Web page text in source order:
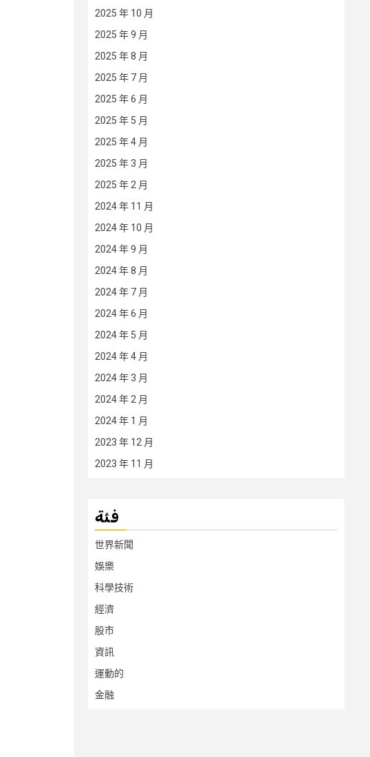
2025 年 10 月
2025 年 9 月
2025 年 8 月
2025 年 7 月
2025 年 6 月
2025 年 5 月
2025 年 4 月
2025 年 3 月
2025 年 2 月
2024 年 11 月
2024 年 10 月
2024 年 9 月
2024 年 8 月
2024 年 7 月
2024 年 6 月
2024 年 5 月
2024 年 4 月
2024 年 3 月
2024 年 2 月
2024 年 1 月
2023 年 12 月
2023 年 11 月
فئة
世界新聞
娛樂
科學技術
經濟
股市
資訊
運動的
金融